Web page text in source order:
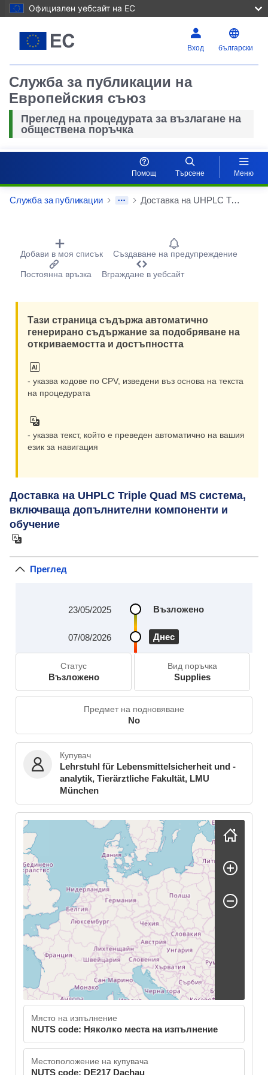
Официален уебсайт на ЕС
Вход български
Служба за публикации на
Европейския съюз
Преглед на процедурата за възлагане на
обществена поръчка
Помощ Търсене Меню
Служба за публикации Доставка на UHPLC Triple Quad MS система, включваща допълнителни компоненти и обучение
Procurement Detail Actions Portlet
Добави в моя списък Създаване на предупреждение
Постоянна връзка Вграждане в уебсайт
Тази страница съдържа автоматично
генерирано съдържание за подобряване на
откриваемостта и достъпността
- указва кодове по CPV, изведени въз основа на текста
на процедурата
- указва текст, който е преведен автоматично на вашия
език за навигация
Доставка на UHPLC Triple Quad MS система,
включваща допълнителни компоненти и
обучение
Преглед
Възложено
23/05/2025
Днес
07/08/2026
Статус
Възложено
Вид поръчка
Supplies
Предмет на подновяване
No
Купувач
Lehrstuhl für Lebensmittelsicherheit und -
analytik, Tierärztliche Fakultät, LMU
München
Skip map
Място на изпълнение
NUTS code: Няколко места на изпълнение
Местоположение на купувача
NUTS code: DE217 Dachau